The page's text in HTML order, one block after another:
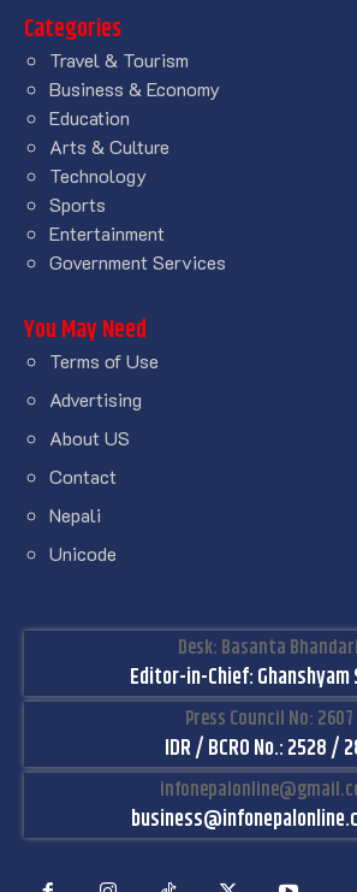
Categories
Travel & Tourism
Business & Economy
Education
Arts & Culture
Technology
Sports
Entertainment
Government Services
You May Need
Terms of Use
Advertising
About US
Contact
Nepali
Unicode
Desk: Basanta Bhandari
Editor-in-Chief: Ghanshyam
Press Council No: 2607
IDR / BCRO No.: 2528 /